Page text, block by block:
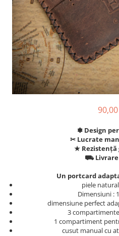
✽ Design
✂︎ Lucrate
★ Rezistență
⛟ Livrare
Un portcard
piele
Dimensiuni :
dimensiune perfect
3
1 compartiment
cusut manual cu